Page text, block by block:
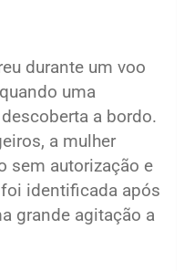
durante um voo
uma
a bordo.
a mulher
sem autorização e
identificada após
grande agitação a